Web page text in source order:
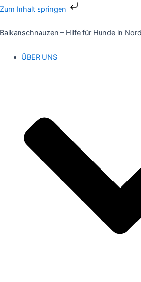
Zum Inhalt springen
Zum
springen
Balkanschnauzen – Hilfe für Hunde in
ÜBER UNS